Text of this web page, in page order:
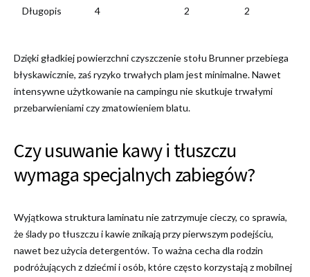
Długopis 4 2 2
Dzięki gładkiej powierzchni czyszczenie stołu Brunner przebiega
błyskawicznie, zaś ryzyko trwałych plam jest minimalne. Nawet
intensywne użytkowanie na campingu nie skutkuje trwałymi
przebarwieniami czy zmatowieniem blatu.
Czy usuwanie kawy i tłuszczu
wymaga specjalnych zabiegów?
Wyjątkowa struktura laminatu nie zatrzymuje cieczy, co sprawia,
że ślady po tłuszczu i kawie znikają przy pierwszym podejściu,
nawet bez użycia detergentów. To ważna cecha dla rodzin
podróżujących z dziećmi i osób, które często korzystają z mobilnej